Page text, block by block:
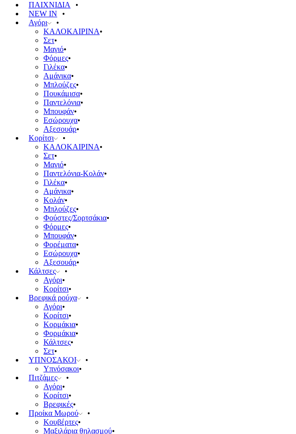
ΠΑΙΧΝΙΔΙΑ
NEW IN
Αγόρι
ΚΑΛΟΚΑΙΡΙΝΑ
Σετ
Μαγιό
Φόρμες
Γιλέκα
Αμάνικα
Μπλούζες
Πουκάμισα
Παντελόνια
Μπουφάν
Εσώρουχα
Αξεσουάρ
Κορίτσι
ΚΑΛΟΚΑΙΡΙΝΑ
Σετ
Μαγιό
Παντελόνια-Κολάν
Γιλέκα
Αμάνικα
Κολάν
Μπλούζες
Φούστες/Σορτσάκια
Φόρμες
Μπουφάν
Φορέματα
Εσώρουχα
Αξεσουάρ
Κάλτσες
Αγόρι
Κορίτσι
Βρεφικά ρούχα
Αγόρι
Κορίτσι
Κορμάκια
Φορμάκια
Κάλτσες
Σετ
ΥΠΝΟΣΑΚΟΙ
Υπνόσακοι
Πιτζάμες
Αγόρι
Κορίτσι
Βρεφικές
Προίκα Μωρού
Κουβέρτες
Μαξιλάρια θηλασμού